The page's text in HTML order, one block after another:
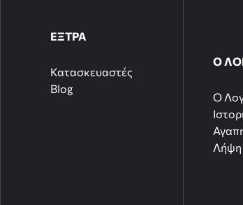
ΕΞΤΡΑ
Κατασκευαστές
Blog
Ο
O
Λήψη